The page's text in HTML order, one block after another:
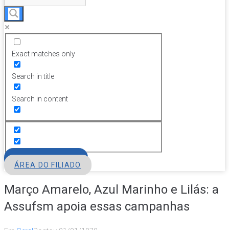
Exact matches only
Search in title
Search in content
ÁREA DO FILIADO
Março Amarelo, Azul Marinho e Lilás: a
Assufsm apoia essas campanhas